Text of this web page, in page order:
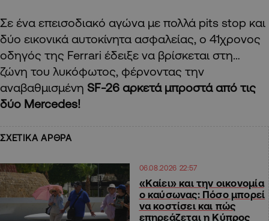
Σε ένα επεισοδιακό αγώνα με πολλά pits stop και
δύο εικονικά αυτοκίνητα ασφαλείας, ο 41χρονος
οδηγός της Ferrari έδειξε να βρίσκεται στη…
ζώνη του λυκόφωτος, φέρνοντας την
αναβαθμισμένη SF-26 αρκετά μπροστά από τις
δύο Mercedes!
ΣΧΕΤΙΚΑ ΑΡΘΡΑ
06.08.2026 22:57
«Καίει» και την οικονομία
ο καύσωνας: Πόσο μπορεί
να κοστίσει και πώς
επηρεάζεται η Κύπρος